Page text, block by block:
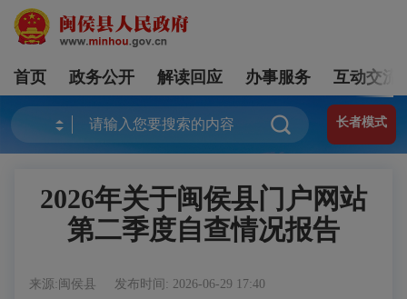
首页 政务公开 解读回应 办事服务 互动交流
长者模式
2026年关于闽侯县门户网站
第二季度自查情况报告
来源:闽侯县 发布时间: 2026-06-29 17:40